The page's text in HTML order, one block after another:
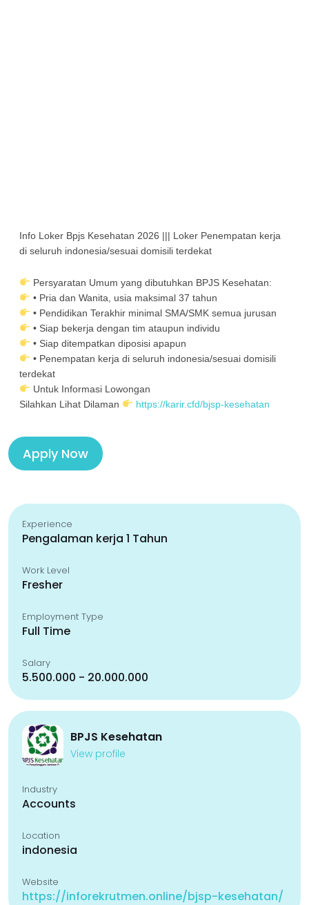
Info Loker Bpjs Kesehatan 2026 ||| Loker Penempatan kerja
di seluruh indonesia/sesuai domisili terdekat
Persyaratan Umum yang dibutuhkan BPJS Kesehatan:
• Pria dan Wanita, usia maksimal 37 tahun
• Pendidikan Terakhir minimal SMA/SMK semua jurusan
• Siap bekerja dengan tim ataupun individu
• Siap ditempatkan diposisi apapun
• Penempatan kerja di seluruh indonesia/sesuai domisili
terdekat
Untuk Informasi Lowongan
Silahkan Lihat Dilaman https://karir.cfd/bjsp-kesehatan
Apply Now
Experience
Pengalaman kerja 1 Tahun
Work Level
Fresher
Employment Type
Full Time
Salary
5.500.000 - 20.000.000
BPJS Kesehatan
View profile
Industry
Accounts
Location
indonesia
Website
https://inforekrutmen.online/bjsp-kesehatan/